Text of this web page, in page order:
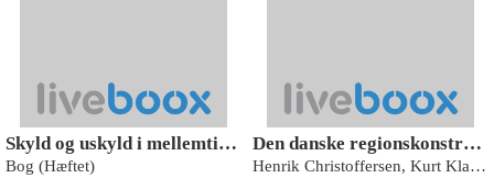
Skyld og uskyld i mellemtiden
Bog (Hæftet)
Den danske regionskonstruktion
Henrik Christoffersen, Kurt Klaudi Klausen